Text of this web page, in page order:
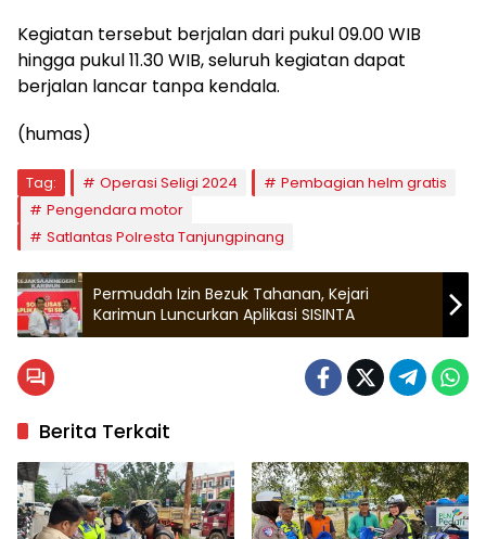
Kegiatan tersebut berjalan dari pukul 09.00 WIB
hingga pukul 11.30 WIB, seluruh kegiatan dapat
berjalan lancar tanpa kendala.
(humas)
Tag: Operasi Seligi 2024
Pembagian helm gratis
Pengendara motor
Satlantas Polresta Tanjungpinang
Permudah Izin Bezuk Tahanan, Kejari
Karimun Luncurkan Aplikasi SISINTA
Berita Terkait